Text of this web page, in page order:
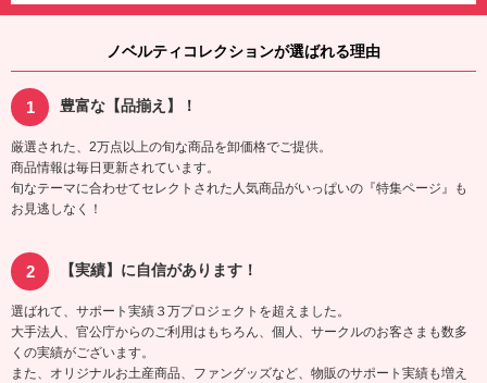
ノベルティコレクションが選ばれる理由
豊富な【品揃え】！
厳選された、2万点以上の旬な商品を卸価格でご提供。
商品情報は毎日更新されています。
旬なテーマに合わせてセレクトされた人気商品がいっぱいの『特集ページ』も
お見逃しなく！
【実績】に自信があります！
選ばれて、サポート実績３万プロジェクトを超えました。
大手法人、官公庁からのご利用はもちろん、個人、サークルのお客さまも数多
くの実績がございます。
また、オリジナルお土産商品、ファングッズなど、物販のサポート実績も増え